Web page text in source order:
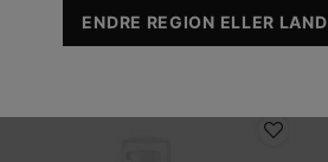
ENDRE REGION ELLER LAND